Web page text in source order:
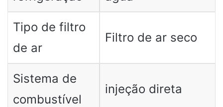
Tipo de filtro
de ar
Filtro de ar seco
Sistema de
combustível
injeção direta